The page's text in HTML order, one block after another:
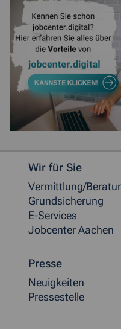
Weitere
Wir für Sie
Vermittlung/
Grundsicherung
E-Services
Jobcenter Aachen
Presse
Neuigkeiten
Pressestelle